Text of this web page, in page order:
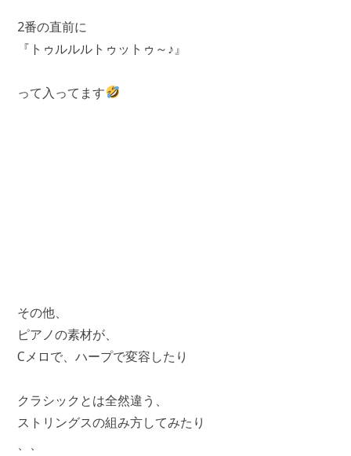
2番の直前に
『トゥルルルトゥットゥ～♪』
って入ってます
その他、
ピアノの素材が、
Cメロで、ハープで変容したり
クラシックとは全然違う、
ストリングスの組み方してみたり
、、